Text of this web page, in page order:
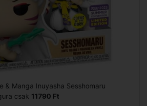
& Manga Inuyasha Sesshomaru
csak 11790 Ft